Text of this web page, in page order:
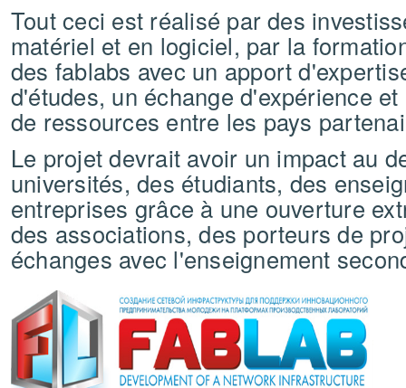
Tout ceci est réalisé par des
matériel et en logiciel, par la
des fablabs avec un apport
d'études, un échange d'expérience
de ressources entre les pays
Le projet devrait avoir un impact au
universités, des étudiants, des
entreprises grâce à une ouverture
des associations, des porteurs de
échanges avec l'enseignement